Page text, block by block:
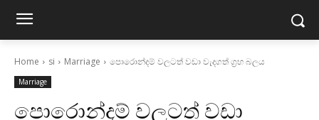
Home si Marriage පොරොන්දම් වලටත් වඩා වැදගත් ග්‍රහ බලය
Marriage
පොරොන්දම් වලටත් වඩා